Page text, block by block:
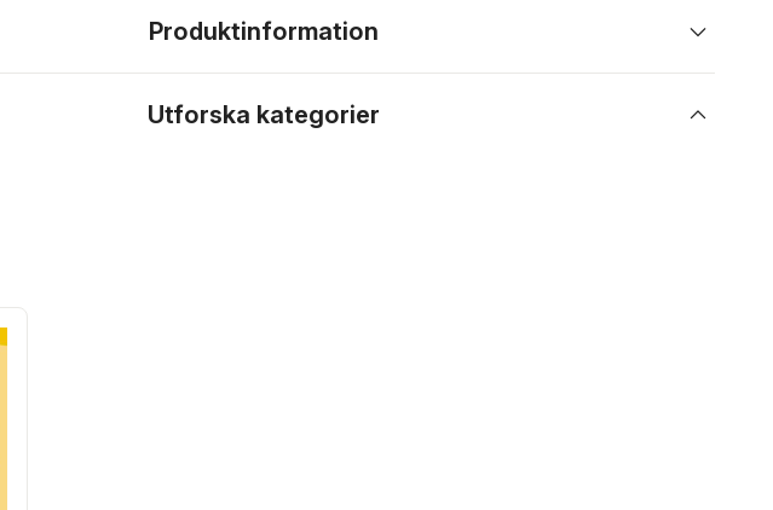
Produktinformation
Utforska kategorier